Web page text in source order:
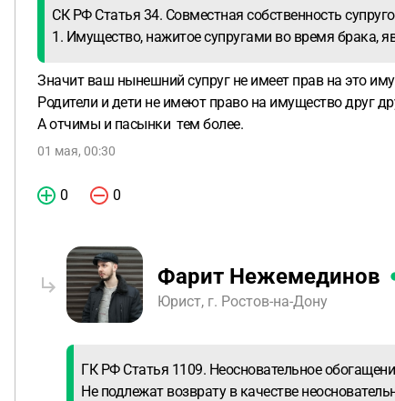
СК РФ Статья 34. Совместная собственность
1. Имущество, нажитое супругами во время брака,
Значит ваш нынешний супруг не имеет прав на это
Родители и дети не имеют право на имущество друг
А отчимы и пасынки тем более.
01 мая, 00:30
0 0
Фарит Нежемединов
Юрист, г. Ростов-на-Дону
ГК РФ Статья 1109. Неосновательное
Не подлежат возврату в качестве